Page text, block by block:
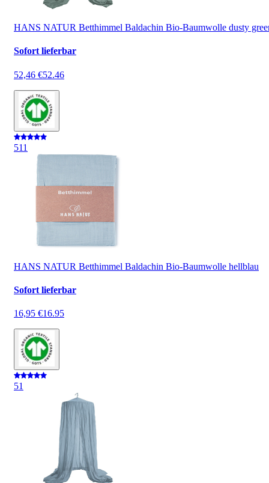
HANS NATUR Betthimmel Baldachin Bio-Baumwolle dusty
Sofort lieferbar
52,46 €52.46
511
HANS NATUR Betthimmel Baldachin Bio-Baumwolle hellblau
Sofort lieferbar
16,95 €16.95
51